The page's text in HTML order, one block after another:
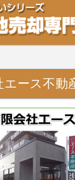
個人」の方々が、「買
います。空き地・土地
エース不動